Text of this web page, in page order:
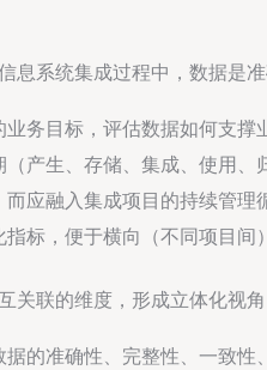
息系统集成过程中，数据是
业务目标，评估数据如何支撑
（产生、存储、集成、使用
而应融入集成项目的持续管理
指标，便于横向（不同项目间
关联的维度，形成立体化视角
据的准确性、完整性、一致